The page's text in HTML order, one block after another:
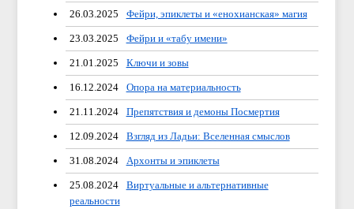
26.03.2025 Фейри, эпиклеты и «енохианская» магия
23.03.2025 Фейри и «табу имени»
21.01.2025 Ключи и зовы
16.12.2024 Опора на материальность
21.11.2024 Препятствия и демоны Посмертия
12.09.2024 Взгляд из Ладьи: Вселенная смыслов
31.08.2024 Архонты и эпиклеты
25.08.2024
Виртуальные и альтернативные
реальности